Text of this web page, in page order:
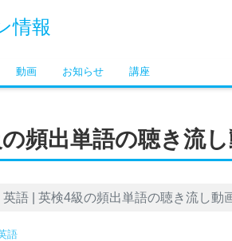
情報
動画 お知らせ 講座
頻出単語の聴き流
英語 | 英検4級の頻出単語の聴き流し動
語